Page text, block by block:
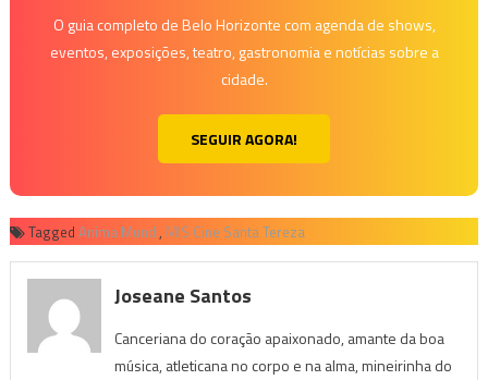
O guia completo de Belo Horizonte com agenda de shows,
eventos, exposições, teatro, gastronomia e notícias sobre a
cidade.
SEGUIR AGORA!
Tagged Anima Mundi, MIS Cine Santa Tereza
Joseane Santos
Canceriana do coração apaixonado, amante da boa
música, atleticana no corpo e na alma, mineirinha do